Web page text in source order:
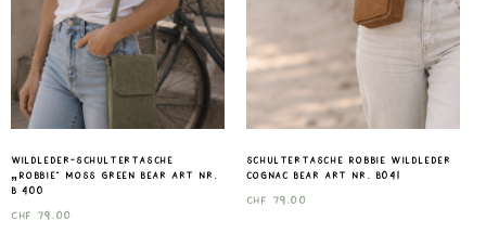
Wildleder-Schultertasche
„Robbie“ Moss Green Bear Art nr.
B 400
CHF 79.00
Schultertasche Robbie wildleder
cognac Bear art nr. B041
CHF 79.00